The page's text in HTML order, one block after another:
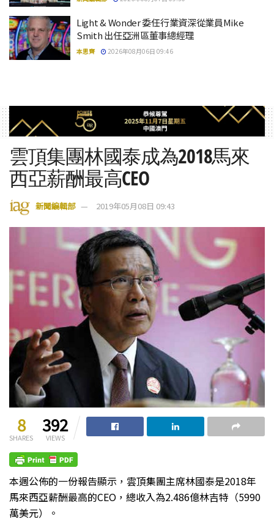
Light & Wonder 委任行業資深從業員Mike
Smith 出任亞洲區董事總經理
本思齊 2026年08月06日 09:46
雲頂集團林國泰成為2018馬來
西亞薪酬最高CEO
新聞編輯部 2019年05月08日 09:43
8
SHARES
392
VIEWS
本週公佈的一份報告顯示，雲頂集團主席林國泰是2018年
馬來西亞薪酬最高的CEO，總收入為2.486億林吉特（5990
萬美元）。